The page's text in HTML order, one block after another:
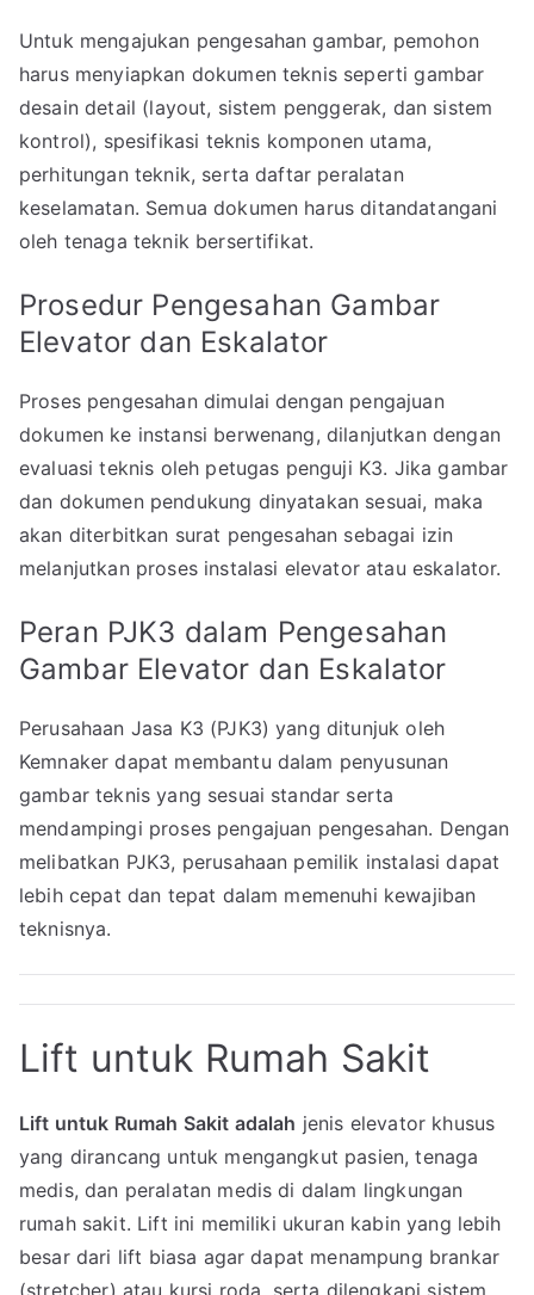
Untuk mengajukan pengesahan gambar, pemohon
harus menyiapkan dokumen teknis seperti gambar
desain detail (layout, sistem penggerak, dan sistem
kontrol), spesifikasi teknis komponen utama,
perhitungan teknik, serta daftar peralatan
keselamatan. Semua dokumen harus ditandatangani
oleh tenaga teknik bersertifikat.
Prosedur Pengesahan Gambar
Elevator dan Eskalator
Proses pengesahan dimulai dengan pengajuan
dokumen ke instansi berwenang, dilanjutkan dengan
evaluasi teknis oleh petugas penguji K3. Jika gambar
dan dokumen pendukung dinyatakan sesuai, maka
akan diterbitkan surat pengesahan sebagai izin
melanjutkan proses instalasi elevator atau eskalator.
Peran PJK3 dalam Pengesahan
Gambar Elevator dan Eskalator
Perusahaan Jasa K3 (PJK3) yang ditunjuk oleh
Kemnaker dapat membantu dalam penyusunan
gambar teknis yang sesuai standar serta
mendampingi proses pengajuan pengesahan. Dengan
melibatkan PJK3, perusahaan pemilik instalasi dapat
lebih cepat dan tepat dalam memenuhi kewajiban
teknisnya.
Lift untuk Rumah Sakit
Lift untuk Rumah Sakit adalah jenis elevator khusus
yang dirancang untuk mengangkut pasien, tenaga
medis, dan peralatan medis di dalam lingkungan
rumah sakit. Lift ini memiliki ukuran kabin yang lebih
besar dari lift biasa agar dapat menampung brankar
(stretcher) atau kursi roda, serta dilengkapi sistem